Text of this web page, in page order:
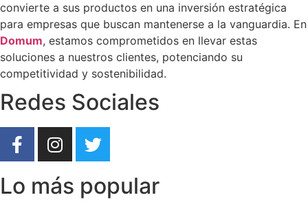
convierte a sus productos en una inversión estratégica
para empresas que buscan mantenerse a la vanguardia. En
Domum, estamos comprometidos en llevar estas
soluciones a nuestros clientes, potenciando su
competitividad y sostenibilidad.
Redes Sociales
Lo más popular